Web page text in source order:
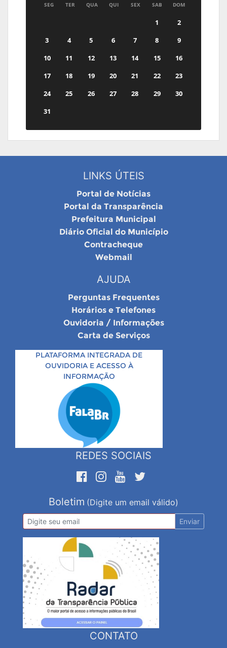
SEG TER QUA QUI SEX SAB DOM
1
2
3
4 5 6 7 8
9
10
11 12 13 14 15
16
17
18 19 20 21 22
23
24
25 26 27 28 29
30
31
LINKS ÚTEIS
Portal de Notícias
Portal da Transparência
Prefeitura Municipal
Diário Oficial do Município
Contracheque
Webmail
AJUDA
Perguntas Frequentes
Horários e Telefones
Ouvidoria / Informações
Carta de Serviços
PLATAFORMA INTEGRADA DE
OUVIDORIA E ACESSO À
INFORMAÇÃO
REDES SOCIAIS
Boletim (Digite um email válido)
Enviar
CONTATO